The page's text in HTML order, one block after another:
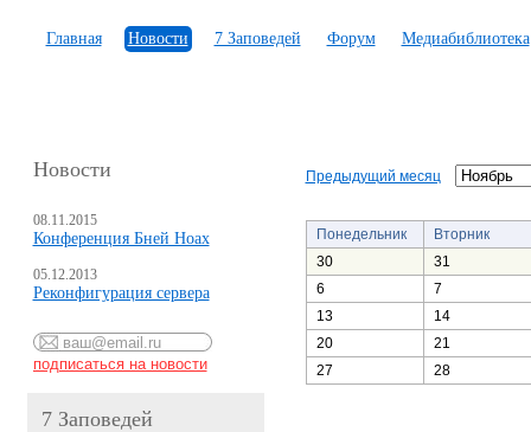
Главная Новости 7 Заповедей Форум Медиабиблиотека
Новости
08.11.2015
Конференция Бней Ноах
05.12.2013
Реконфигурация сервера
7 Заповедей
Предыдущий месяц
Понедельник
Вторник
30
31
6
7
13
14
20
21
27
28